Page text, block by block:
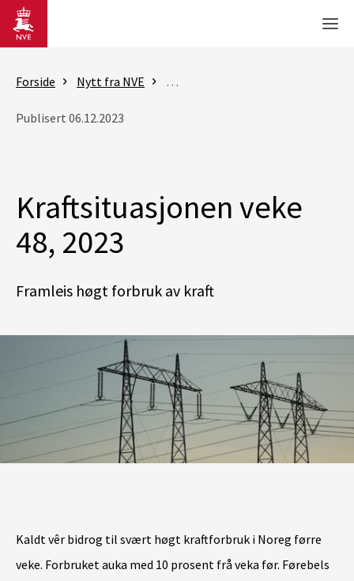
Gå til hovedinnhold
Forside Nytt fra NVE Rapporter - Kraftsituasjonen
Publisert 06.12.2023
Kraftsituasjonen veke
48, 2023
Framleis høgt forbruk av kraft
Kaldt vêr bidrog til svært høgt kraftforbruk i Noreg førre
veke. Forbruket auka med 10 prosent frå veka før. Førebels